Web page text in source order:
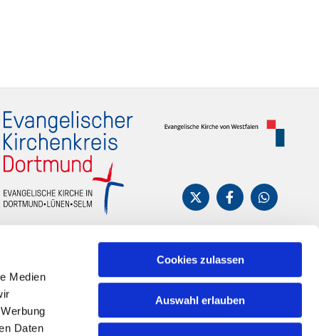
Medien
Daten
Cookies zulassen
Auswahl erlauben